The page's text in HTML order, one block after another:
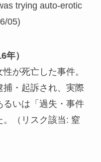
trying auto-erotic
05)
年）
性が死亡した事件。
・起訴され、実際
いは「過失・事件
（リスク該当: 窒